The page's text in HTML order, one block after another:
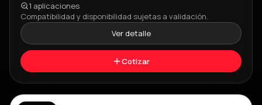
1 aplicaciones
Compatibilidad y disponibilidad sujetas a validación.
Ver detalle
Cotizar